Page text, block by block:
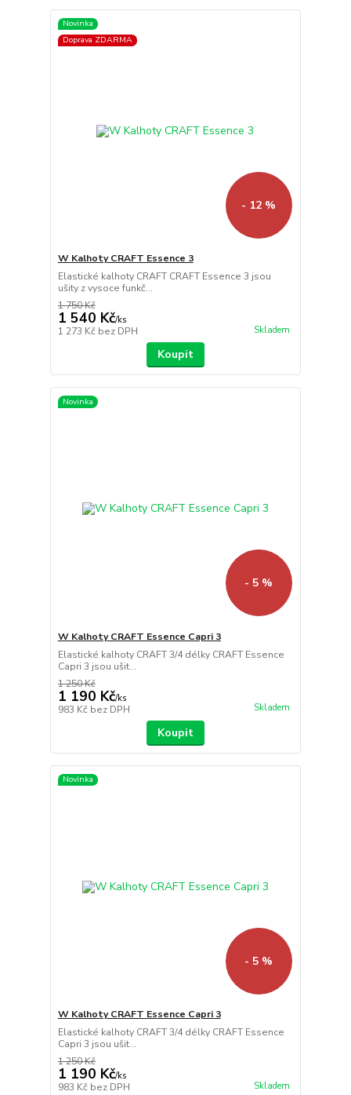
Novinka
Doprava ZDARMA
- 12 %
W Kalhoty CRAFT Essence 3
Elastické kalhoty CRAFT CRAFT Essence 3 jsou
ušity z vysoce funkč...
1 750 Kč
1 540 Kč/ks
1 273 Kč bez DPH Skladem
Koupit
Novinka
- 5 %
W Kalhoty CRAFT Essence Capri 3
Elastické kalhoty CRAFT 3/4 délky CRAFT Essence
Capri 3 jsou ušit...
1 250 Kč
1 190 Kč/ks
983 Kč bez DPH Skladem
Koupit
Novinka
- 5 %
W Kalhoty CRAFT Essence Capri 3
Elastické kalhoty CRAFT 3/4 délky CRAFT Essence
Capri 3 jsou ušit...
1 250 Kč
1 190 Kč/ks
983 Kč bez DPH Skladem